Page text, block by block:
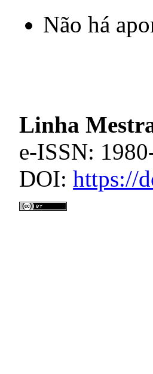
Não há
Linha
e-ISSN:
DOI:https://